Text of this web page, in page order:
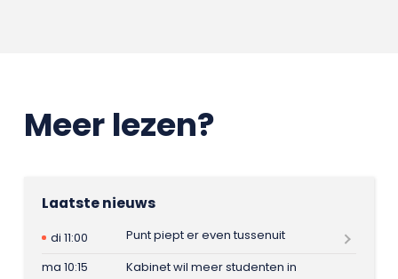
Meer lezen?
Laatste nieuws
di 11:00
Punt piept er even tussenuit
ma 10:15
Kabinet wil meer studenten in